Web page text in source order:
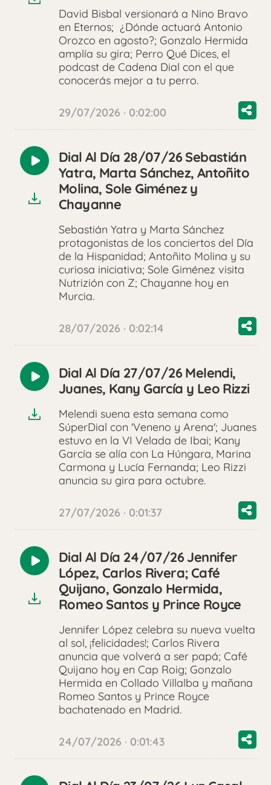
David Bisbal versionará a Nino Bravo
en Eternos; ¿Dónde actuará Antonio
Orozco en agosto?; Gonzalo Hermida
amplía su gira; Perro Qué Dices, el
podcast de Cadena Dial con el que
conocerás mejor a tu perro.
29/07/2026 · 0:02:00
Reproducir
audio
Dial Al Día 28/07/26 Sebastián
Yatra, Marta Sánchez, Antoñito
Molina, Sole Giménez y
Chayanne
Sebastián Yatra y Marta Sánchez
protagonistas de los conciertos del Día
de la Hispanidad; Antoñito Molina y su
curiosa iniciativa; Sole Giménez visita
Nutrizión con Z; Chayanne hoy en
Murcia.
28/07/2026 · 0:02:14
Reproducir
audio
Dial Al Día 27/07/26 Melendi,
Juanes, Kany García y Leo Rizzi
Melendi suena esta semana como
SúperDial con 'Veneno y Arena'; Juanes
estuvo en la VI Velada de Ibai; Kany
García se alía con La Húngara, Marina
Carmona y Lucía Fernanda; Leo Rizzi
anuncia su gira para octubre.
27/07/2026 · 0:01:37
Reproducir
audio
Dial Al Día 24/07/26 Jennifer
López, Carlos Rivera; Café
Quijano, Gonzalo Hermida,
Romeo Santos y Prince Royce
Jennifer López celebra su nueva vuelta
al sol, ¡felicidades!; Carlos Rivera
anuncia que volverá a ser papá; Café
Quijano hoy en Cap Roig; Gonzalo
Hermida en Collado Villalba y mañana
Romeo Santos y Prince Royce
bachatenado en Madrid.
24/07/2026 · 0:01:43